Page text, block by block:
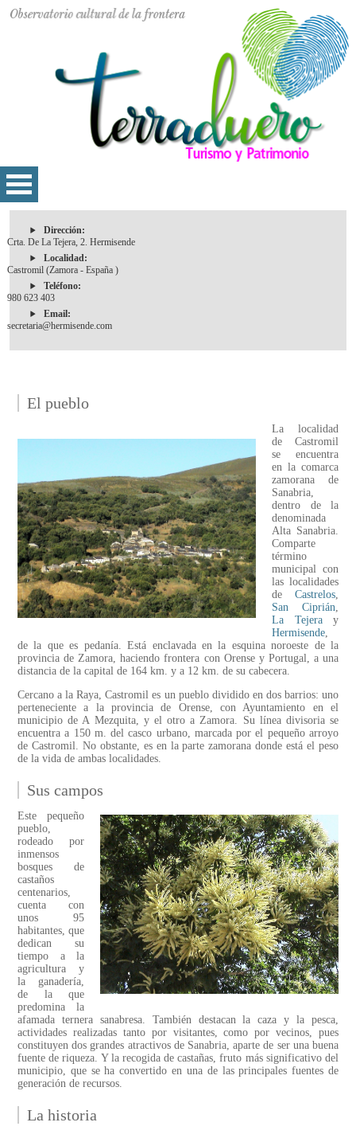
Dirección:
Crta. De La Tejera, 2. Hermisende
Localidad:
Castromil (Zamora - España )
Teléfono:
980 623 403
Email:
secretaria@hermisende.com
El pueblo
La localidad
de Castromil
se encuentra
en la comarca
zamorana de
Sanabria,
dentro de la
denominada
Alta Sanabria.
Comparte
término
municipal con
las localidades
de Castrelos,
San Ciprián,
La Tejeray
Hermisende,
de la que es pedanía. Está enclavada en la esquina noroeste de la
provincia de Zamora, haciendo frontera con Orense y Portugal, a una
distancia de la capital de 164 km. y a 12 km. de su cabecera.
Cercano a la Raya, Castromil es un pueblo dividido en dos barrios: uno
perteneciente a la provincia de Orense, con Ayuntamiento en el
municipio de A Mezquita, y el otro a Zamora. Su línea divisoria se
encuentra a 150 m. del casco urbano, marcada por el pequeño arroyo
de Castromil. No obstante, es en la parte zamorana donde está el peso
de la vida de ambas localidades.
Sus campos
Este pequeño
pueblo,
rodeado por
inmensos
bosques de
castaños
centenarios,
cuenta con
unos 95
habitantes, que
dedican su
tiempo a la
agricultura y
la ganadería,
de la que
predomina la
afamada ternera sanabresa. También destacan la caza y la pesca,
actividades realizadas tanto por visitantes, como por vecinos, pues
constituyen dos grandes atractivos de Sanabria, aparte de ser una buena
fuente de riqueza. Y la recogida de castañas, fruto más significativo del
municipio, que se ha convertido en una de las principales fuentes de
generación de recursos.
La historia